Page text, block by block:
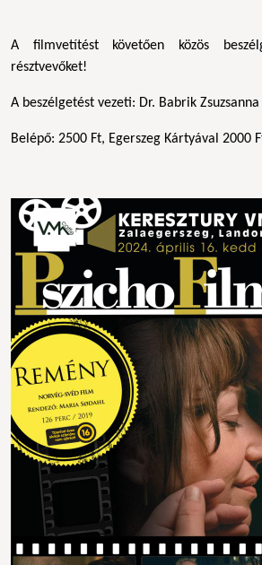
A filmvetítést követően közös
résztvevőket!
A beszélgetést vezeti: Dr. Babrik
Belépő: 2500 Ft, Egerszeg Kártyával 2000